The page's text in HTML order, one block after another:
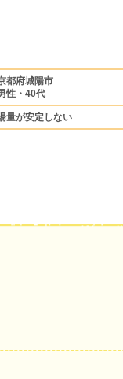
都府城陽市
性・40代
量が安定しない